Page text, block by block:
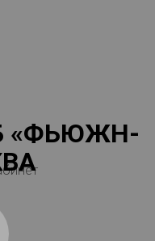
«ФЬЮЖН-